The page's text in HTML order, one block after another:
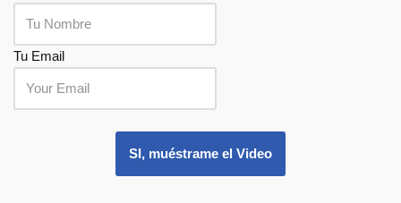
Tu Email
SI, muéstrame el Video